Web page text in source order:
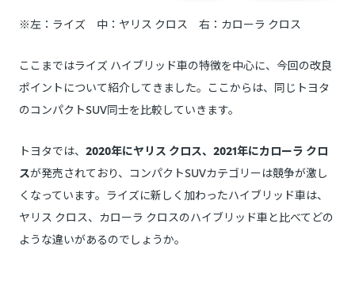
※左：ライズ 中：ヤリス クロス 右：カローラ クロス
ここまではライズ ハイブリッド車の特徴を中心に、今回の改良
ポイントについて紹介してきました。ここからは、同じトヨタ
のコンパクトSUV同士を比較していきます。
トヨタでは、 2020年にヤリス クロス、2021年にカローラ クロ
スが発売されており、コンパクトSUVカテゴリーは競争が激し
くなっています。ライズに新しく加わったハイブリッド車は、
ヤリス クロス、カローラ クロスのハイブリッド車と比べてどの
ような違いがあるのでしょうか。